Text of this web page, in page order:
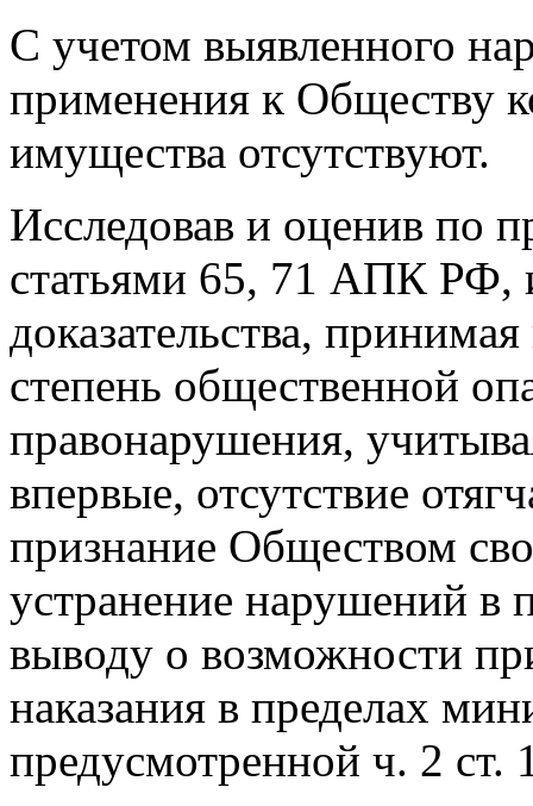
С учетом выявленного
применения к Обществу
имущества отсутствуют.
Исследовав и оценив по
статьями 65, 71 АПК РФ,
доказательства,
степень общественной
правонарушения,
впервые, отсутствие
признание Обществом
устранение нарушений в
выводу о возможности
наказания в пределах
предусмотренной ч. 2